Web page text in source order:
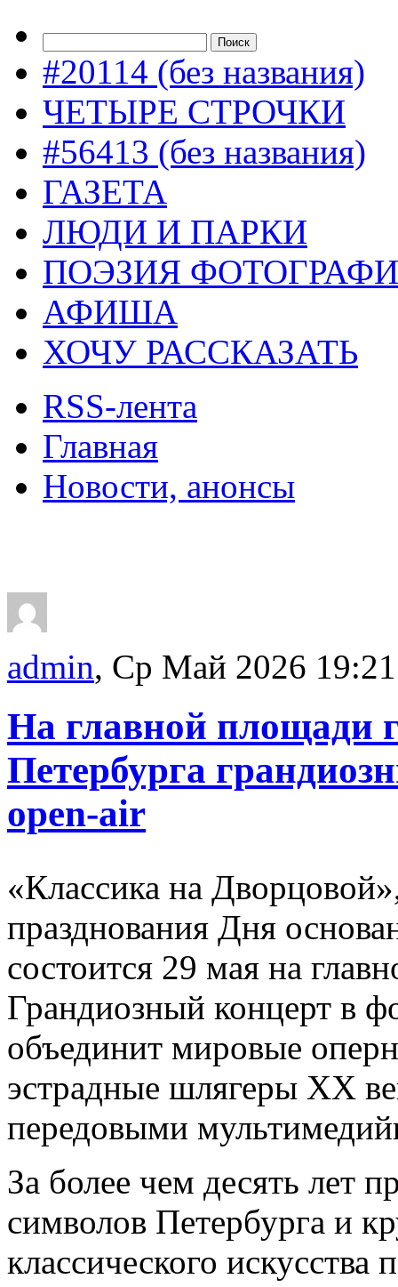
#20114 (без названия)
ЧЕТЫРЕ СТРОЧКИ
#56413 (без названия)
ГАЗЕТА
ЛЮДИ И ПАРКИ
ПОЭЗИЯ
АФИША
ХОЧУ РАССКАЗАТЬ
RSS-лента
Главная
Новости, анонсы
admin, Ср Май 2026 19:21
На главной площади
Петербурга
open-air
«Классика на
празднования Дня
состоится 29 мая на
Грандиозный концерт в
объединит мировые
эстрадные шлягеры XX
передовыми
За более чем десять лет
символов Петербурга и
классического